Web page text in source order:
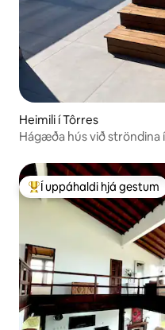
Heimili í Tôrres
Hágæða hús við ströndina
Í mestu uppáhaldi hjá
Í uppáhaldi hjá gestum